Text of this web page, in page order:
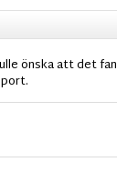
önska att det